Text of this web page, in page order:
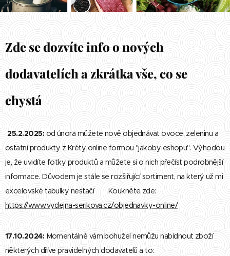
Zde se dozvíte info o nových
dodavatelích a zkrátka vše, co se
chystá 😉
25.2.2025: od února můžete nově objednávat ovoce, zeleninu a
ostatní produkty z Kréty online formou "jakoby eshopu". Výhodou
je, že uvidíte fotky produktů a můžete si o nich přečíst podrobnější
informace. Důvodem je stále se rozšiřující sortiment, na který už mi
excelovské tabulky nestačí 😉 Koukněte zde:
https://www.vydejna-serikova.cz/objednavky-online/
17.10.2024: Momentálně vám bohužel nemůžu nabídnout zboží
některých dříve pravidelných dodavatelů a to: